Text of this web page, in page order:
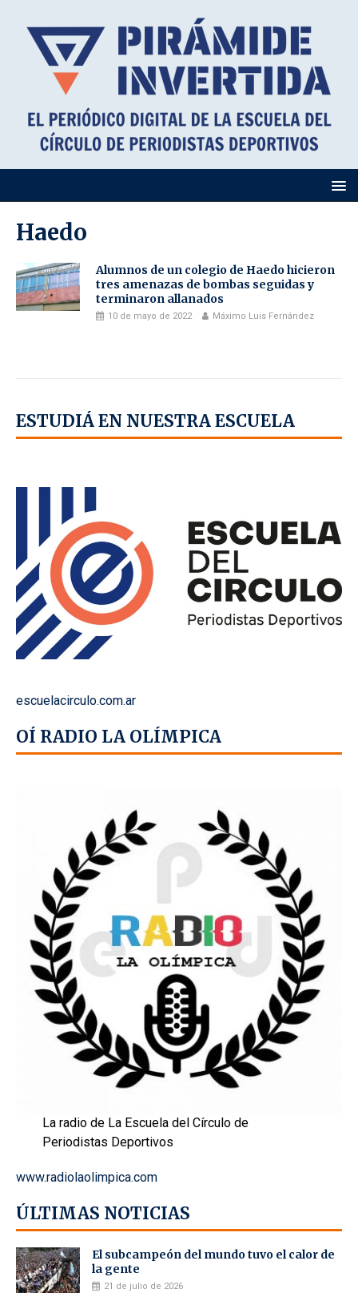
Haedo
Alumnos de un colegio de Haedo hicieron
tres amenazas de bombas seguidas y
terminaron allanados
10 de mayo de 2022 Máximo Luis Fernández
ESTUDIÁ EN NUESTRA ESCUELA
escuelacirculo.com.ar
OÍ RADIO LA OLÍMPICA
La radio de La Escuela del Círculo de
Periodistas Deportivos
www.radiolaolimpica.com
ÚLTIMAS NOTICIAS
El subcampeón del mundo tuvo el calor de
la gente
21 de julio de 2026